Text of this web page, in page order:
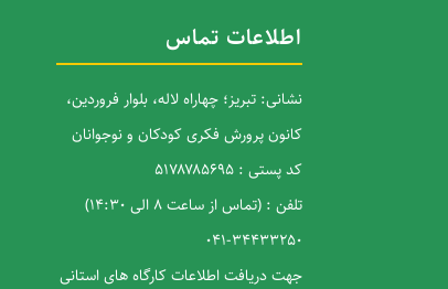
اطلاعات تماس
نشانی: تبریز؛ چهاراه لاله، بلوار فروردین،
کانون پرورش فکری کودکان و نوجوانان
کد پستی : ۵۱۷۸۷۸۵۶۹۵
تلفن : (تماس از ساعت 8 الی 14:30)
34433250-041
جهت دریافت اطلاعات کارگاه های استانی